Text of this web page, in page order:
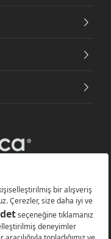
zekâ (AI) ile üretilmiştir.